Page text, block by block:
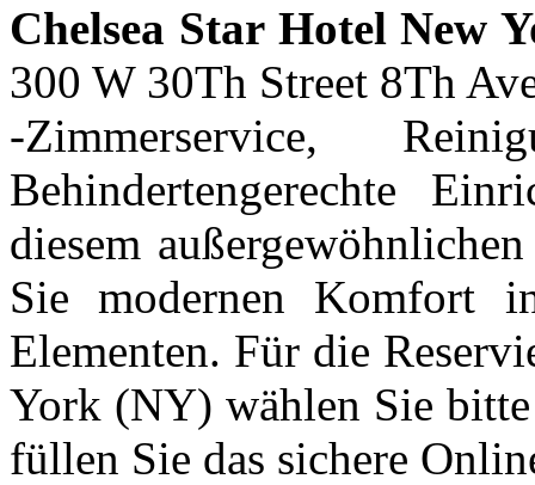
Chelsea Star Hotel New
300 W 30Th Street 8Th
-Zimmerservice,
Behindertengerechte
diesem
Sie modernen Komfort
Elementen. Für die
York (NY) wählen Sie
füllen Sie das sichere